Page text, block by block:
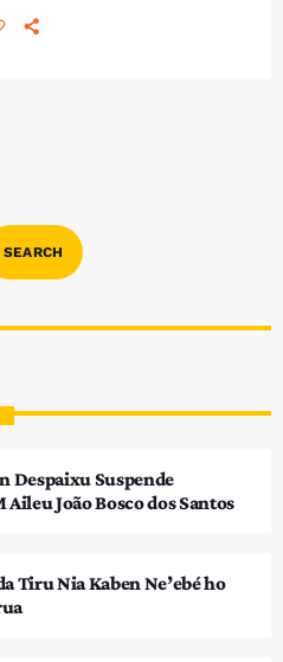
SEARCH
Despaixu Suspende
João Bosco dos Santos
Tiru Nia Kaben Ne’ebé ho